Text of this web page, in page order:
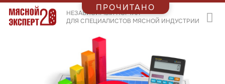
НЕЗАВИСИМЫЙ ПОРТАЛ
ДЛЯ СПЕЦИАЛИСТОВ МЯСНОЙ ИНДУСТРИИ
ПРОЧИТАНО